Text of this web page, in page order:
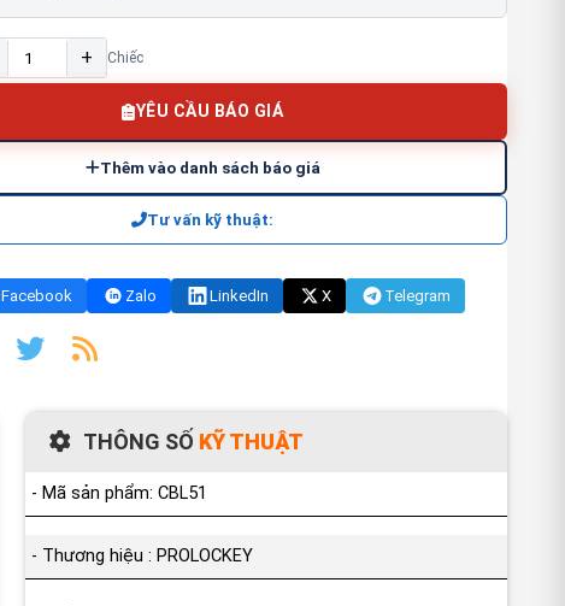
+ Chiếc
YÊU CẦU BÁO GIÁ
Thêm vào danh sách báo giá
Tư vấn kỹ thuật:
Facebook Zalo LinkedIn X Telegram
THÔNG SỐ KỸ THUẬT
- Mã sản phẩm: CBL51
- Thương hiệu : PROLOCKEY